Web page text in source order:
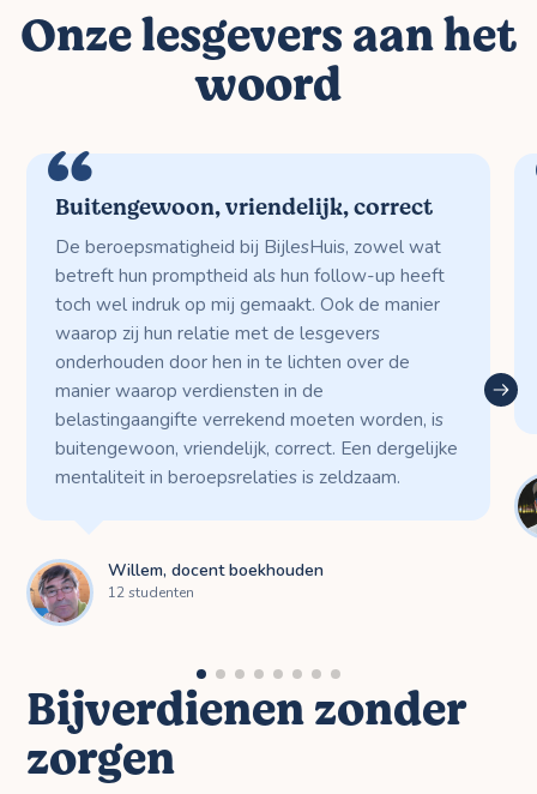
Onze lesgevers aan het
woord
Buitengewoon, vriendelijk, correct
De beroepsmatigheid bij BijlesHuis, zowel wat
betreft hun promptheid als hun follow-up heeft
toch wel indruk op mij gemaakt. Ook de manier
waarop zij hun relatie met de lesgevers
onderhouden door hen in te lichten over de
manier waarop verdiensten in de
belastingaangifte verrekend moeten worden, is
buitengewoon, vriendelijk, correct. Een dergelijke
mentaliteit in beroepsrelaties is zeldzaam.
Willem, docent boekhouden
12 studenten
Bijverdienen zonder
zorgen